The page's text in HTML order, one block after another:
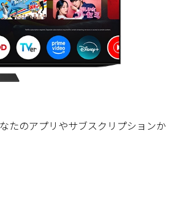
たのアプリやサブスクリプションか